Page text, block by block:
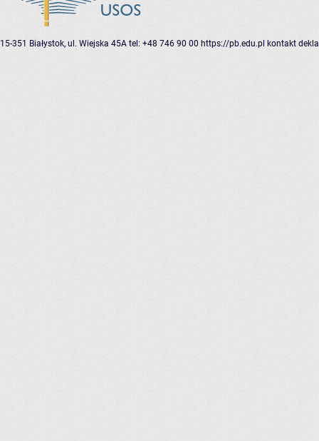
15-351 Białystok, ul. Wiejska 45A tel: +48 746 90 00 https://pb.edu.pl kontakt